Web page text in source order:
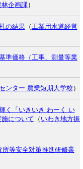
林企画課）
の結果（工業用水道経営
準価格（工事、測量等業
ンター 農業短期大学校 ）
く「いきいき わーく い
について （ いわき地方振
等安全対策推進研修業